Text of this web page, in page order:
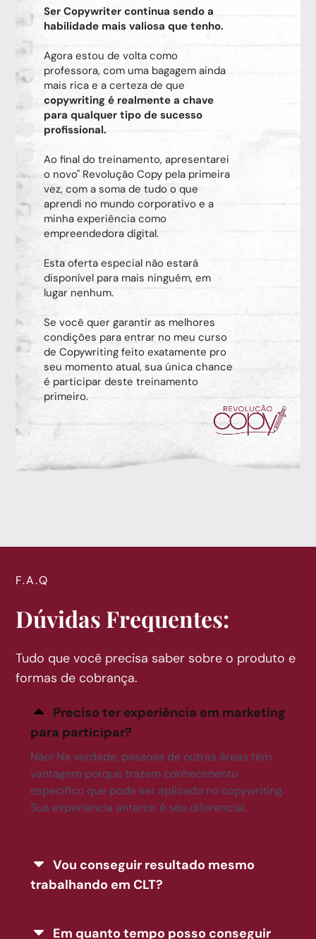
Ser Copywriter continua sendo a
habilidade mais valiosa que tenho.
Agora estou de volta como
professora, com uma bagagem ainda
mais rica e a certeza de que
copywriting é realmente a chave
para qualquer tipo de sucesso
profissional.
Ao final do treinamento, apresentarei
o novo" Revolução Copy pela primeira
vez, com a soma de tudo o que
aprendi no mundo corporativo e a
minha experiência como
empreendedora digital.
Esta oferta especial não estará
disponível para mais ninguém, em
lugar nenhum.
Se você quer garantir as melhores
condições para entrar no meu curso
de Copywriting feito exatamente pro
seu momento atual, sua única chance
é participar deste treinamento
primeiro.
F.A.Q
Dúvidas Frequentes:
Tudo que você precisa saber sobre o produto e
formas de cobrança.
Preciso ter experiência em marketing
para participar?
Não! Na verdade, pessoas de outras áreas têm
vantagem porque trazem conhecimento
específico que pode ser aplicado no copywriting.
Sua experiência anterior é seu diferencial.
Vou conseguir resultado mesmo
trabalhando em CLT?
Em quanto tempo posso conseguir